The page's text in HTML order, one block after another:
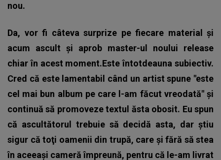
nou.
Da, vor fi câteva surprize pe fiecare material şi
acum ascult şi aprob master-ul noului release
chiar în acest moment.Este întotdeauna subiectiv.
Cred că este lamentabil când un artist spune "este
cel mai bun album pe care l-am făcut vreodată" şi
continuă să promoveze textul ăsta obosit. Eu spun
că ascultătorul trebuie să decidă asta, dar ştiu
sigur că toţi oamenii din trupă, care şi fără să stea
în aceeaşi cameră împreună, pentru că le-am livrat